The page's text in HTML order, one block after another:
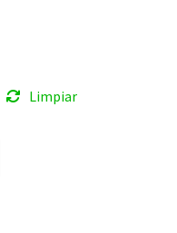
Limpiar